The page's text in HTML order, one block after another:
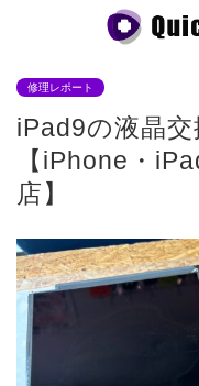
修理レポート
iPad9の液晶交
【iPhone・
店】